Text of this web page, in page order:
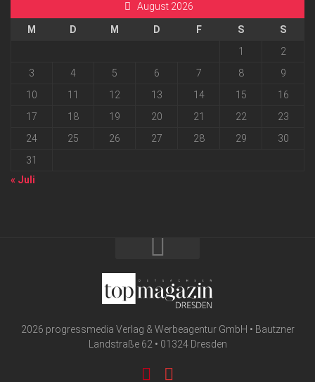
August 2026
M D M D F S
S
1
2
3
4 5 6 7 8
9
10
11 12 13 14 15
16
17
18 19 20 21 22
23
24
25 26 27 28 29
30
31
« Juli
2026 progressmedia Verlag & Werbeagentur GmbH • Bautzner
Landstraße 62 • 01324 Dresden